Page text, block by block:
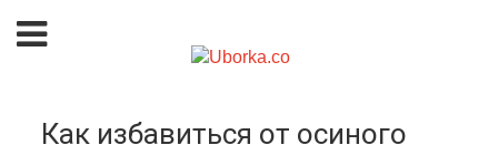
Как избавиться от осиного